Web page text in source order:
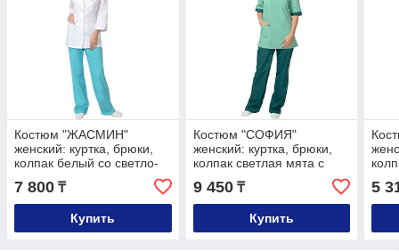
Костюм "ЖАСМИН"
женский: куртка, брюки,
колпак белый со светло-
бирюзовым
7 800 ₸
Купить
Костюм "СОФИЯ"
женский: куртка, брюки,
колпак светлая мята с
тёмно-зелёным
9 450₸
Купить
5